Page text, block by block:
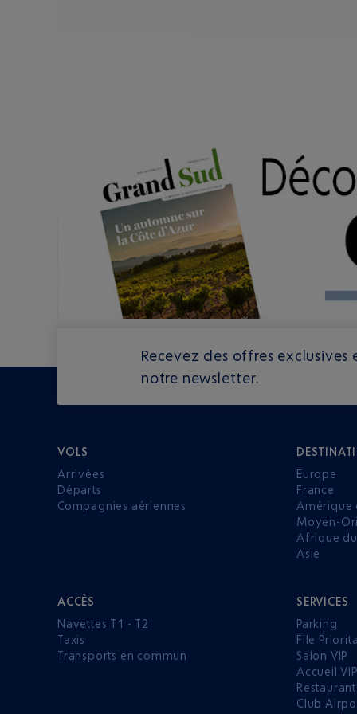
Recevez des offres exclusives
notre newsletter.
VOLS
Arrivées
Départs
Compagnies aériennes
Europe
France
Amérique
Moyen-
Afrique
Asie
ACCÈS
Navettes T1 - T2
Taxis
Transports en commun
SERVICES
Parking
File
Salon VIP
Accueil VIP
Club